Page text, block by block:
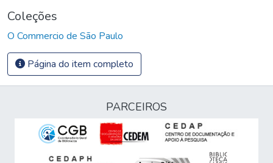
Coleções
O Commercio de São Paulo
Página do item completo
PARCEIROS